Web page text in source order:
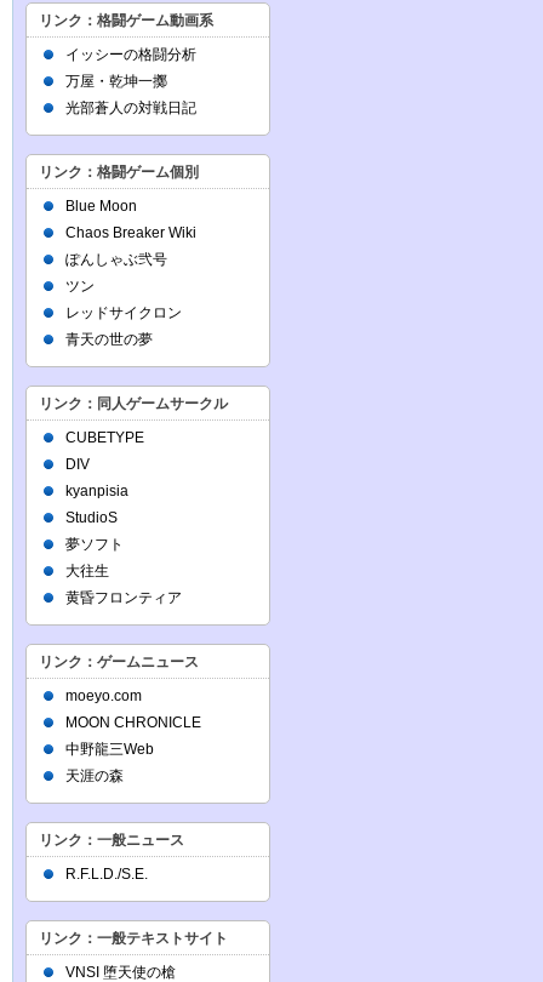
リンク：格闘ゲーム動画系
イッシーの格闘分析
万屋・乾坤一擲
光部蒼人の対戦日記
リンク：格闘ゲーム個別
Blue Moon
Chaos Breaker Wiki
ぽんしゃぶ弐号
ツン
レッドサイクロン
青天の世の夢
リンク：同人ゲームサークル
CUBETYPE
DIV
kyanpisia
StudioS
夢ソフト
大往生
黄昏フロンティア
リンク：ゲームニュース
moeyo.com
MOON CHRONICLE
中野龍三Web
天涯の森
リンク：一般ニュース
R.F.L.D./S.E.
リンク：一般テキストサイト
VNSI 堕天使の槍